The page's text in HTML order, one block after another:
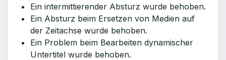
Ein intermittierender Absturz wurde behoben.
Ein Absturz beim Ersetzen von Medien auf
der Zeitachse wurde behoben.
Ein Problem beim Bearbeiten dynamischer
Untertitel wurde behoben.